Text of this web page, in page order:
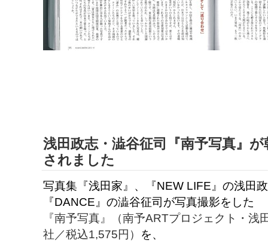
浅田政志・澁谷征司『南予写真』
されました
写真集『浅田家』、『NEW LIFE』の浅田
『DANCE』の澁谷征司が写真撮影をした
『南予写真』（南予ARTプロジェクト・
社／税込1,575円） を、